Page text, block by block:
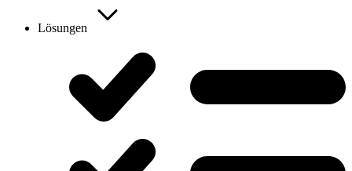
Lösungen